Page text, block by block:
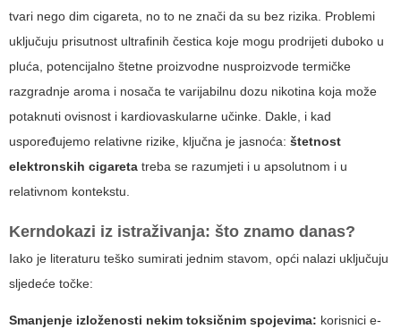
tvari nego dim cigareta, no to ne znači da su bez rizika. Problemi
uključuju prisutnost ultrafinih čestica koje mogu prodrijeti duboko u
pluća, potencijalno štetne proizvodne nusproizvode termičke
razgradnje aroma i nosača te varijabilnu dozu nikotina koja može
potaknuti ovisnost i kardiovaskularne učinke. Dakle, i kad
uspoređujemo relativne rizike, ključna je jasnoća: štetnost
elektronskih cigareta treba se razumjeti i u apsolutnom i u
relativnom kontekstu.
Kerndokazi iz istraživanja: što znamo danas?
Iako je literaturu teško sumirati jednim stavom, opći nalazi uključuju
sljedeće točke:
Smanjenje izloženosti nekim toksičnim spojevima: korisnici e-